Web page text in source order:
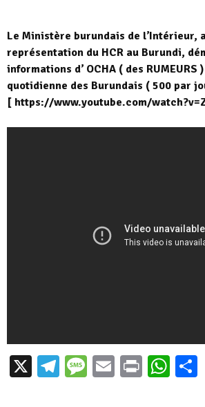
Le Ministère burundais de l’Intérieur,
représentation du HCR au Burundi,
informations d’ OCHA ( des RUMEURS
quotidienne des Burundais ( 500 par
[ https://www.youtube.com/
X Telegram
Message
EmailPrint